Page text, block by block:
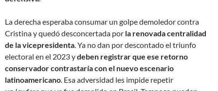
La derecha esperaba consumar un golpe demoledor contra
Cristina y quedó desconcertada por la renovada centralidad
de la vicepresidenta. Ya no dan por descontado el triunfo
electoral en el 2023 ydeben registrar que ese retorno
conservador contrastaría con el nuevo escenario
latinoamericano. Esa adversidad les impide repetir